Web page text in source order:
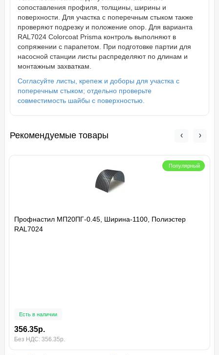
сопоставления профиля, толщины, ширины и
поверхности. Для участка с поперечным стыком также
проверяют подрезку и положение опор. Для варианта
RAL7024 Colorcoat Prisma контроль выполняют в
сопряжении с парапетом. При подготовке партии для
насосной станции листы распределяют по длинам и
монтажным захваткам.
Согласуйте листы, крепеж и доборы для участка с
поперечным стыком; отдельно проверьте
совместимость шайбы с поверхностью.
Рекомендуемые товары
Популярный
Профнастил МП20ПГ-0.45, Ширина-1100, Полиэстер
RAL7024
Есть в наличии
356.35р.
Без НДС: 356.35р.